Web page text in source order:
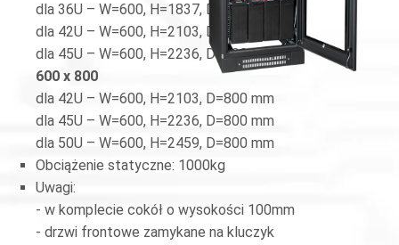
dla 36U – W=600, H=1837, D=600 mm
dla 42U – W=600, H=2103, D=600 mm
dla 45U – W=600, H=2236, D=600 mm
600 x 800
dla 42U – W=600, H=2103, D=800 mm
dla 45U – W=600, H=2236, D=800 mm
dla 50U – W=600, H=2459, D=800 mm
Obciążenie statyczne: 1000kg
Uwagi:
- w komplecie cokół o wysokości 100mm
- drzwi frontowe zamykane na kluczyk